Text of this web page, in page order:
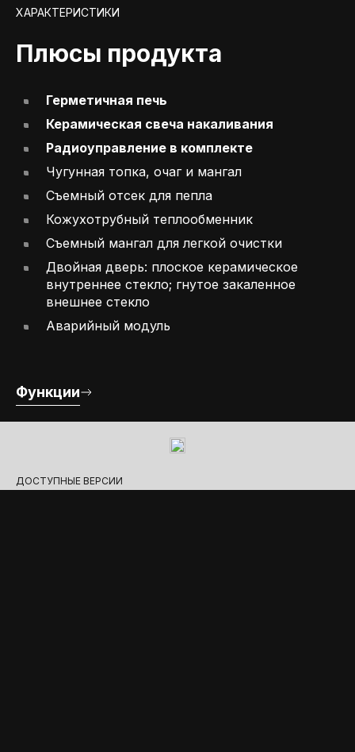
ХАРАКТЕРИСТИКИ
Плюсы продукта
Герметичная печь
Керамическая свеча накаливания
Радиоуправление в комплекте
Чугунная топка, очаг и мангал
Съемный отсек для пепла
Кожухотрубный теплообменник
Съемный мангал для легкой очистки
Двойная дверь: плоское керамическое
внутреннее стекло; гнутое закаленное
внешнее стекло
Аварийный модуль
Функции
ДОСТУПНЫЕ ВЕРСИИ